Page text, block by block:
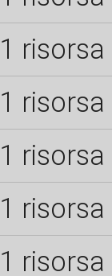
1 risorsa
1 risorsa
1 risorsa
1 risorsa
1 risorsa